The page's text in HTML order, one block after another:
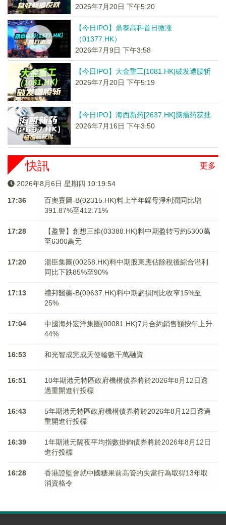
2026年7月20日 下午5:20
【今日IPO】鼎泰高科首日微涨
（01377.HK）
2026年7月9日 下午3:58
【今日IPO】大金重工[1081.HK]破发遭腰斩
2026年7月20日 下午5:19
【今日IPO】海西新药[2637.HK]脑瘤药获批
2026年7月16日 下午3:50
更多
快訊
2026年8月6日 星期四 10:19:54
17:36
百奧賽圖-B(02315.HK)料上半年歸母淨利潤同比增
391.87%至412.71%
17:28
【盈警】創想三維(03388.HK)料中期盈转亏約5300萬
至6300萬元
17:20
湯臣集團(00258.HK)料中期股東應佔除稅後綜合溢利
同比下跌85%至90%
17:13
禮邦醫藥-B(09637.HK)料中期虧損同比收窄15%至
25%
17:04
中國海外宏洋集團(00081.HK)7月合約銷售額按年上升
44%
16:53 和光智成完成天使輪數千萬融資
16:51
10年期港元特區政府機構債券將於2026年8月12日透
過重開進行投標
16:43
5年期港元特區政府機構債券將於2026年8月12日透過
重開進行投標
16:39
1年期港元隔夜平均指數掛鉤債券將於2026年8月12日
進行投標
16:28
香港證監會就中國糖果前高管的失當行為取得13年取
消資格令